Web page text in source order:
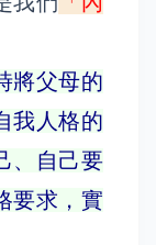
將父母的
我人格的
、自己要
要求，實